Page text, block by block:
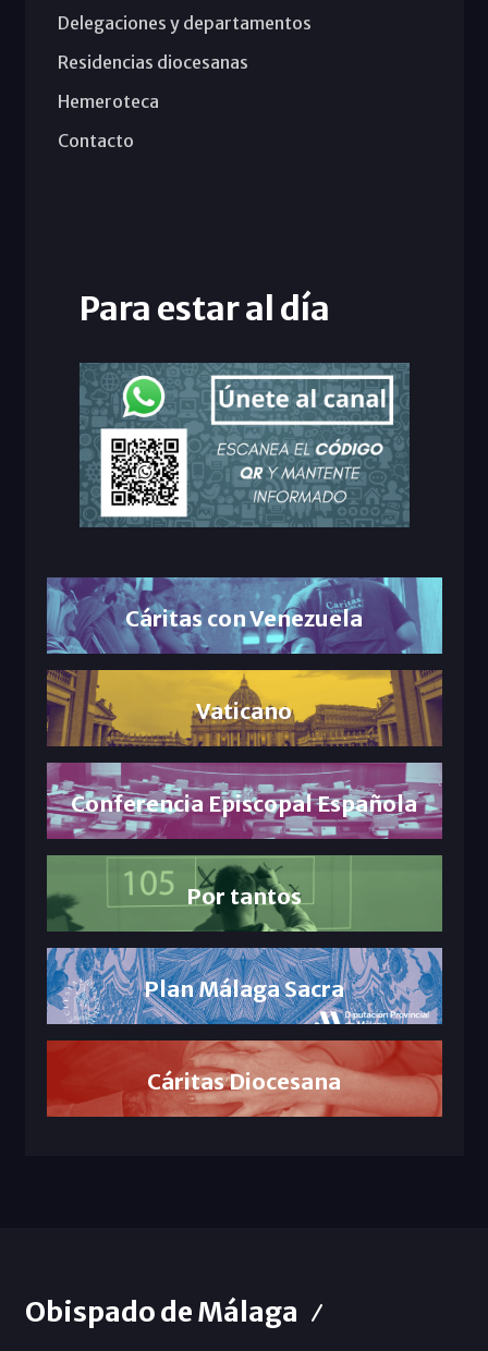
Delegaciones y departamentos
Residencias diocesanas
Hemeroteca
Contacto
Para estar al día
Cáritas con Venezuela
Vaticano
Conferencia Episcopal Española
Por tantos
Plan Málaga Sacra
Cáritas Diocesana
Obispado de Málaga